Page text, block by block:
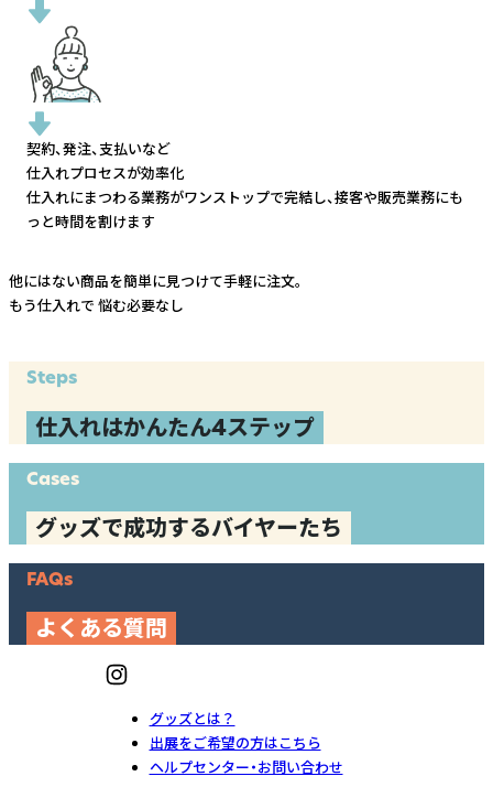
契約、発注、支払いなど
仕入れプロセスが効率化
仕入れにまつわる業務がワンストップで完結し、接客や販売業務にも
っと時間を割けます
他にはない商品を簡単に見つけて手軽に注文。
もう仕入れで 悩む必要なし
Steps
仕入れはかんたん4ステップ
Cases
グッズで成功するバイヤーたち
FAQs
よくある質問
グッズとは？
出展をご希望の方はこちら
ヘルプセンター・お問い合わせ